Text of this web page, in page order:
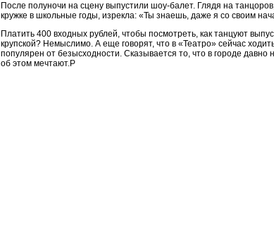
После полуночи на сцену выпустили шоу-балет. Глядя на
кружке в школьные годы, изрекла: «Ты знаешь, даже я со своим
Платить 400 входных рублей, чтобы посмотреть, как танцуют
крупской? Немыслимо. А еще говорят, что в «Театро» сейчас
популярен от безысходности. Сказывается то, что в городе давно
об этом мечтают.P